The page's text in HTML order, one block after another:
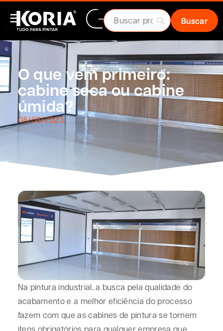
O que vem primeiro:
cabine seca ou cabine
úmida?
08/08/2023
Na pintura industrial, a busca pela qualidade do
acabamento e a melhor eficiência do processo
fazem com que as cabines de pintura se tornem
itens obrigatórios para qualquer empresa que